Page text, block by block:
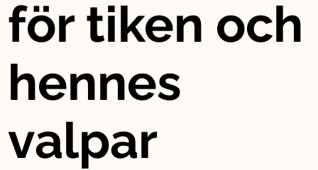
för tiken och
hennes
valpar